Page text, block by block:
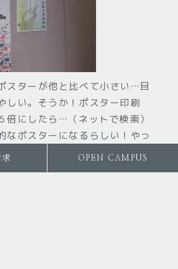
求 OPEN CAMPUS
スターが他と比べて小さい…目
しい。そうか！ポスター印刷
倍にしたら…（ネットで検索）
なポスターになるらしい！やっ